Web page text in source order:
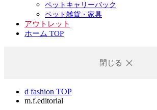
ペットキャリーバック
ペット雑貨・家具
アウトレット
ホーム TOP
閉じる
d fashion TOP
m.f.editorial